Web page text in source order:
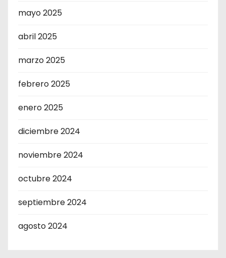
mayo 2025
abril 2025
marzo 2025
febrero 2025
enero 2025
diciembre 2024
noviembre 2024
octubre 2024
septiembre 2024
agosto 2024